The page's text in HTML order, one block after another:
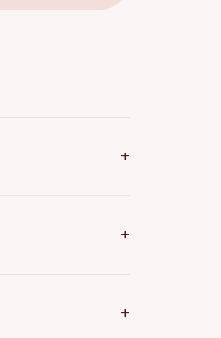
+
+
+